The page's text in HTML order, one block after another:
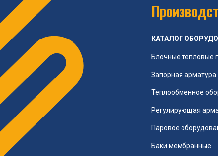
КАТАЛОГ
Блочные тепловые
Запорная арматура
Теплообменное
Регулирующая
Паровое
Баки мембранные